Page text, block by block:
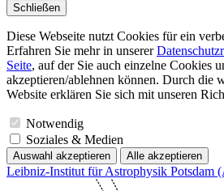
Schließen
Diese Webseite nutzt Cookies für ein
Erfahren Sie mehr in unserer
Seite, auf der Sie auch einzelne Cookies
akzeptieren/ablehnen können. Durch die
Website erklären Sie sich mit unseren
Notwendig
Soziales & Medien
Auswahl akzeptieren Alle akzeptieren
Leibniz-Institut für Astrophysik Potsdam